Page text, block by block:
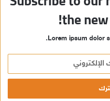
the
Lorem ipsum dolor